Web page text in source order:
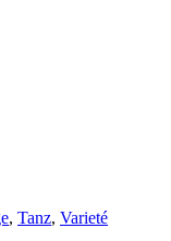
, Tanz, Varieté